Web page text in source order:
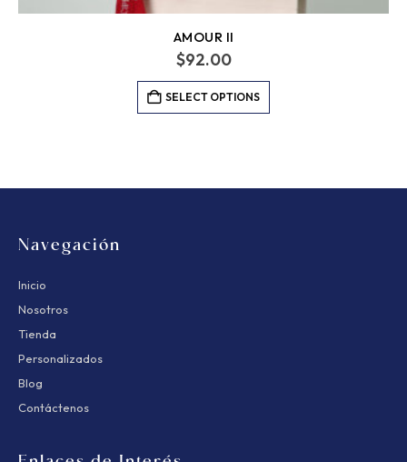
AMOUR II
$92.00
SELECT OPTIONS
Navegación
Inicio
Nosotros
Tienda
Personalizados
Blog
Contáctenos